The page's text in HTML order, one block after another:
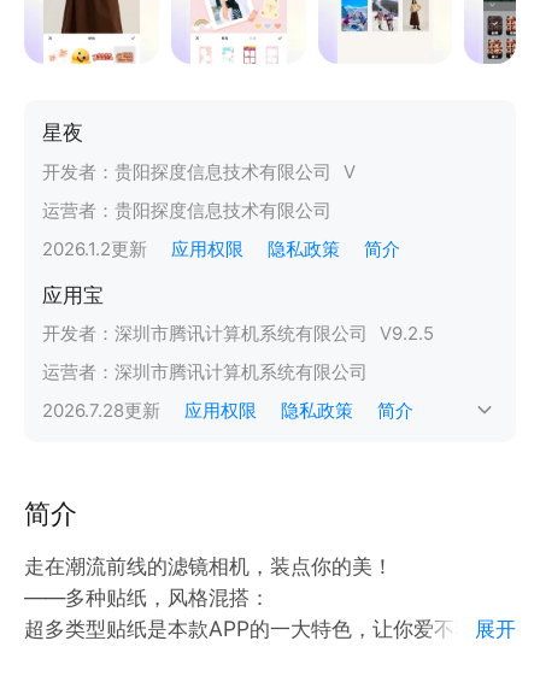
星夜
开发者： 贵阳探度信息技术有限公司
V
运营者： 贵阳探度信息技术有限公司
2026.1.2更新 应用权限 隐私政策 简介
应用宝
开发者： 深圳市腾讯计算机系统有限公司 V9.2.5
运营者： 深圳市腾讯计算机系统有限公司
2026.7.28更新 应用权限 隐私政策 简介
简介
走在潮流前线的滤镜相机，装点你的美！
——多种贴纸，风格混搭：
超多类型贴纸是本款APP的一大特色，让你爱不释手！
展开